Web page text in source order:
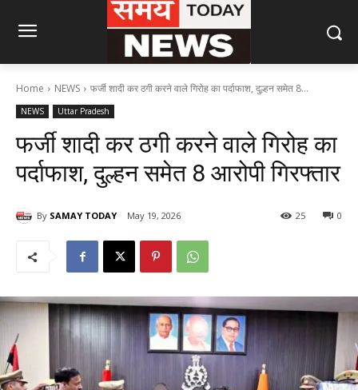
Home NEWS फर्जी शादी कर ठगी करने वाले गिरोह का पर्दाफाश, दुल्हन समेत 8...
NEWS Uttar Pradesh
फर्जी शादी कर ठगी करने वाले गिरोह का
पर्दाफाश, दुल्हन समेत 8 आरोपी गिरफ्तार
By SAMAY TODAY May 19, 2026 0
25